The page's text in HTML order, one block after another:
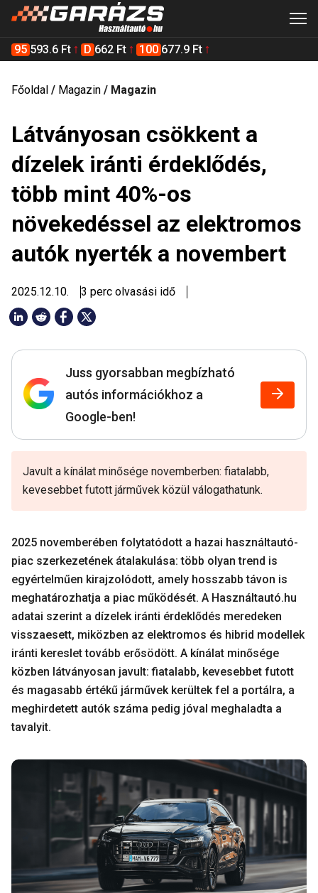
95 593.6 Ft D 662 Ft 100 677.9 Ft
Főoldal / Magazin / Magazin
Látványosan csökkent a
dízelek iránti érdeklődés,
több mint 40%-os
növekedéssel az elektromos
autók nyerték a novembert
2025.12.10. 3 perc olvasási idő
Juss gyorsabban megbízható
autós információkhoz a
Google-ben!
Javult a kínálat minősége novemberben: fiatalabb,
kevesebbet futott járművek közül válogathatunk.
2025 novemberében folytatódott a hazai használtautó-
piac szerkezetének átalakulása: több olyan trend is
egyértelműen kirajzolódott, amely hosszabb távon is
meghatározhatja a piac működését. A Használtautó.hu
adatai szerint a dízelek iránti érdeklődés meredeken
visszaesett, miközben az elektromos és hibrid modellek
iránti kereslet tovább erősödött. A kínálat minősége
közben látványosan javult: fiatalabb, kevesebbet futott
és magasabb értékű járművek kerültek fel a portálra, a
meghirdetett autók száma pedig jóval meghaladta a
tavalyit.